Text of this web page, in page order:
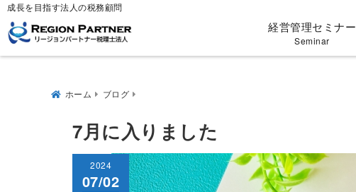
成長を目指す法人の税務顧問
経営管理セミナー
Seminar
ホーム ブログ
7月に入りました
2024
07/02